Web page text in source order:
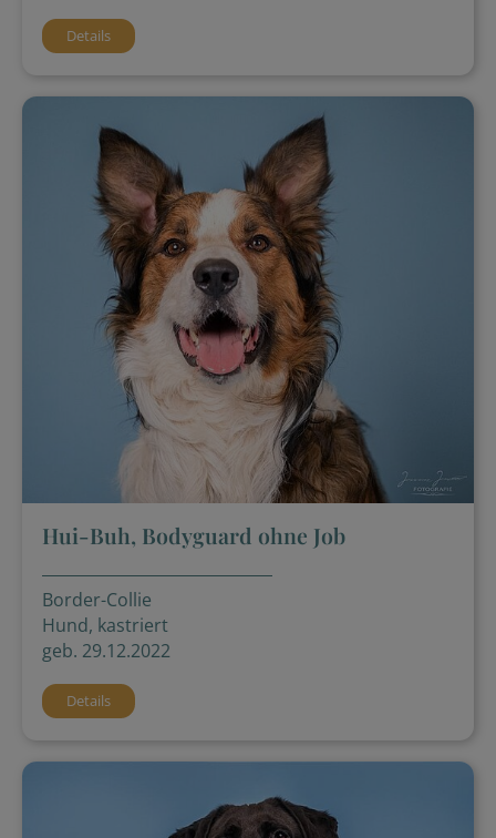
Details
Hui-Buh, Bodyguard ohne Job
Border-Collie
Hund, kastriert
geb. 29.12.2022
Details